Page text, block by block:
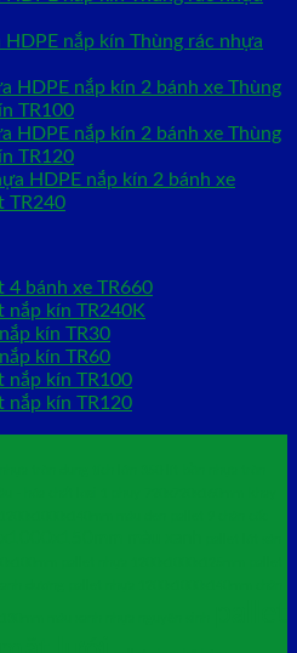
Thùng rác nhựa
Thùng
TR100
Thùng
TR120
TR240
4 bánh xe TR660
nắp kín TR240K
kín TR30
kín TR60
nắp kín TR100
nắp kín TR120